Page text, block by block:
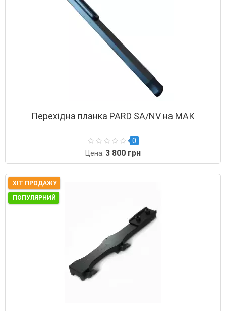
Перехідна планка PARD SA/NV на МАК
0
Цена: 3 800 грн
ХІТ ПРОДАЖУ
ПОПУЛЯРНИЙ